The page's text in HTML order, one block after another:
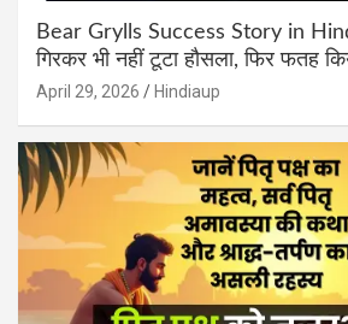
Bear Grylls Success Story in
गिरकर भी नहीं टूटा हौसला, फिर फतह
April 29, 2026 Hindiaup